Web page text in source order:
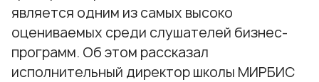
является одним из самых высоко
оцениваемых среди слушателей бизнес-
программ. Об этом рассказал
исполнительный директор школы МИРБИС